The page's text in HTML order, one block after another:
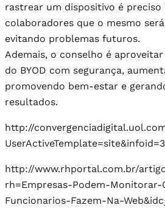
rastrear um dispositivo é
colaboradores que o mesmo
evitando problemas futuros.
Ademais, o conselho é
do BYOD com segurança,
promovendo bem-estar e
resultados.
http://
http://www.rhportal.com.br/
rh=Empresas-Podem-Monitorar-
Funcionarios-Fazem-Na-